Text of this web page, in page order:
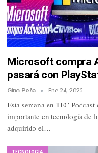
Microsoft compra
pasará con
Gino Peña Ene 24, 2022
Esta semana en TEC
importante en tecnología de
adquirido el…